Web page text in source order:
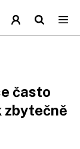
často
zbytečně